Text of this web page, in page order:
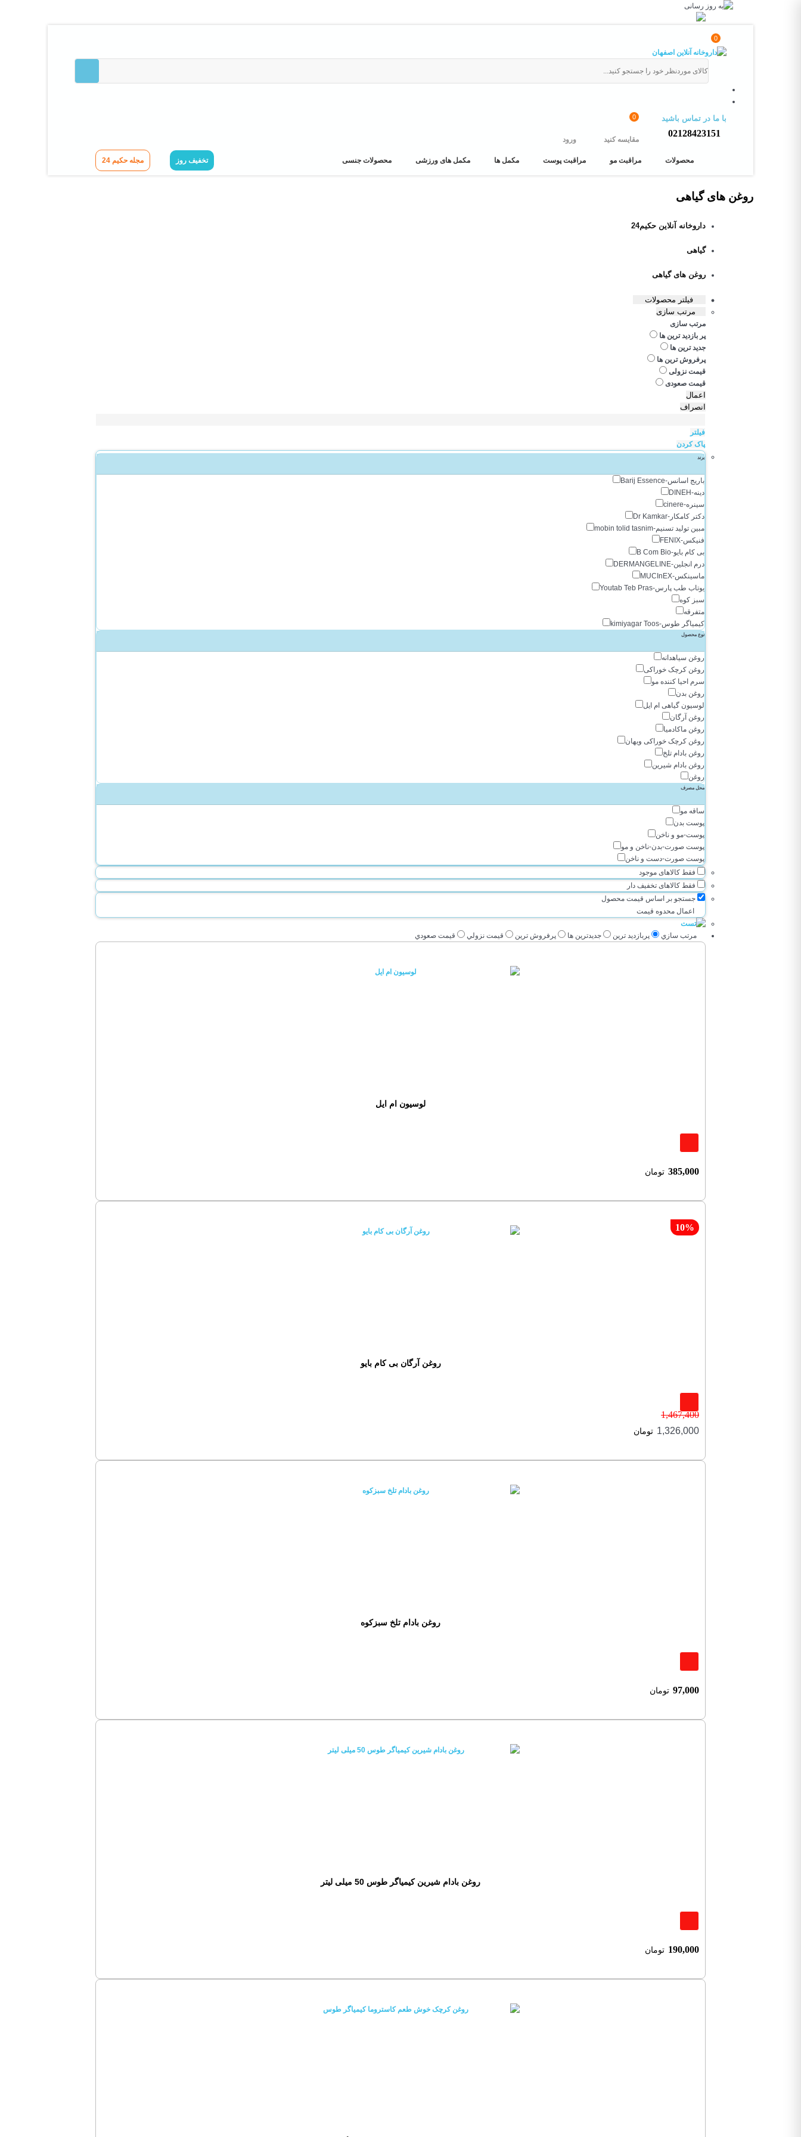
0
با ما در تماس باشید
02128423151
0
مقایسه کنید ورود
محصولات مراقبت مو مراقبت پوست مکمل ها مکمل های ورزشی محصولات جنسی تخفیف روز مجله حکیم 24
روغن های گیاهی
داروخانه آنلاین حکیم24
گیاهی
روغن های گیاهی
فیلتر محصولات
مرتب سازی
مرتب سازی
پر بازدید ترین ها
جدید ترین ها
پرفروش ترین ها
قیمت نزولی
قیمت صعودی
اعمال
انصراف
فیلتر
پاک کردن
برند
باریج اسانس-Barij Essence
دینه-DINEH
سینره-cinere
دکتر کامکار-Dr Kamkar
مبین تولید تسنیم-mobin tolid tasnim
فنیکس-FENIX
بی کام بایو-B Com Bio
درم انجلین-DERMANGELINE
ماسینکس-MUCInEX
یوتاب طب پارس-Youtab Teb Pras
سبز کوه
متفرقه
کیمیاگر طوس-kimiyagar Toos
نوع محصول
روغن سیاهدانه
روغن کرچک خوراکی
سرم احیا کننده مو
روغن بدن
لوسیون گیاهی ام ایل
روغن آرگان
روغن ماکادمیا
روغن کرچک خوراکی ویهان
روغن بادام تلخ
روغن بادام شیرین
روغن
محل مصرف
ساقه مو
پوست بدن
پوست-مو و ناخن
پوست صورت-بدن-ناخن و مو
پوست صورت-دست و ناخن
فقط کالاهای موجود
فقط کالاهای تخفیف دار
جستجو بر اساس قیمت محصول
اعمال محدوه قیمت
مرتب سازي پربازديد ترين جديدترين ها پرفروش ترين قيمت نزولي قيمت صعودي
لوسیون ام ایل
385,000 تومان
10%
روغن آرگان بی کام بایو
1,467,400
1,326,000 تومان
روغن بادام تلخ سبزکوه
97,000 تومان
روغن بادام شیرین کیمیاگر طوس 50 میلی لیتر
190,000 تومان